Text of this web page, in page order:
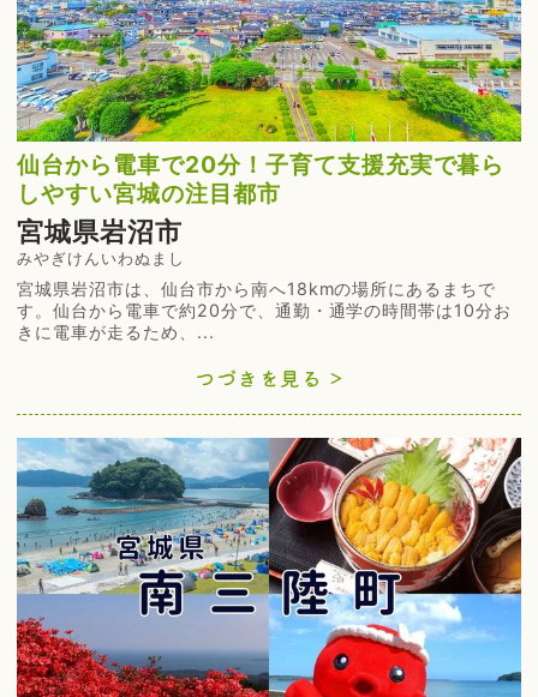
仙台から電車で20分！子育て支援充実で暮ら
しやすい宮城の注目都市
宮城県岩沼市
みやぎけんいわぬまし
宮城県岩沼市は、仙台市から南へ18kmの場所にあるまちで
す。仙台から電車で約20分で、通勤・通学の時間帯は10分お
きに電車が走るため、...
つづきを見る